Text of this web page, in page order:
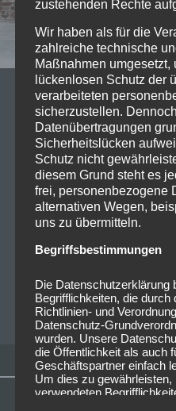
11/09/2023
Prinzen –
Krone München
Die Prinzen sind eine
seit über 30 Jahren die
mit ihren stilvollen
CHRISTOPHER FOLLRICH
zustehenden Rechte
Wir haben als für die
zahlreiche technische
Maßnahmen umgesetzt,
lückenlosen Schutz der
verarbeiteten
sicherzustellen.
Datenübertragungen
Sicherheitslücken
Schutz nicht
diesem Grund steht es
frei, personenbezogene
alternativen Wegen,
uns zu übermitteln.
Begriffsbestimmungen
Die Datenschutzerklärung
Begrifflichkeiten, die durch
Richtlinien- und
Datenschutz-
wurden. Unsere
die Öffentlichkeit als auch
Geschäftspartner einfach
Um dies zu
verwendeten